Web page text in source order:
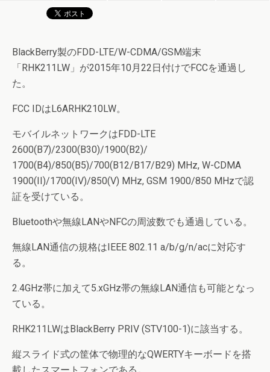
BlackBerry製のFDD-LTE/W-CDMA/GSM端末
「RHK211LW」が2015年10月22日付けでFCCを通過し
た。
FCC IDはL6ARHK210LW。
モバイルネットワークはFDD-LTE
2600(B7)/2300(B30)/1900(B2)/
1700(B4)/850(B5)/700(B12/B17/B29) MHz, W-CDMA
1900(II)/1700(IV)/850(V) MHz, GSM 1900/850 MHzで認
証を受けている。
Bluetoothや無線LANやNFCの周波数でも通過している。
無線LAN通信の規格はIEEE 802.11 a/b/g/n/acに対応す
る。
2.4GHz帯に加えて5.xGHz帯の無線LAN通信も可能となっ
ている。
RHK211LWはBlackBerry PRIV (STV100-1)に該当する。
縦スライド式の筐体で物理的なQWERTYキーボードを搭